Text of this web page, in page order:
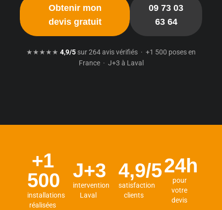
Obtenir mon
devis gratuit
09 73 03
63 64
★★★★★ 4,9/5 sur 264 avis vérifiés · +1 500 poses en
France · J+3 à Laval
+1
500
installations
réalisées
J+3
intervention
Laval
4,9/5
satisfaction
clients
24h
pour
votre
devis